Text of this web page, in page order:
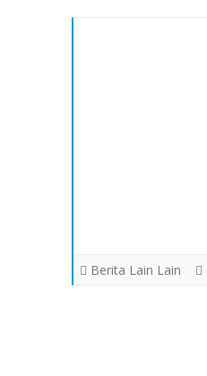
Berita Lain Lain